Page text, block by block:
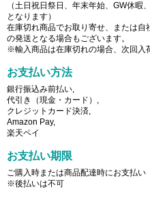
（土日祝日祭日、年末年始、GW休暇
となります）
在庫切れ商品でお取り寄せ、または
の発送となる場合もございます。
※輸入商品は在庫切れの場合、次回入
お支払い方法
銀行振込み前払い,
代引き（現金・カード）,
クレジットカード決済,
Amazon Pay,
楽天ペイ
お支払い期限
ご購入時または商品配達時にお支払い
※後払いは不可